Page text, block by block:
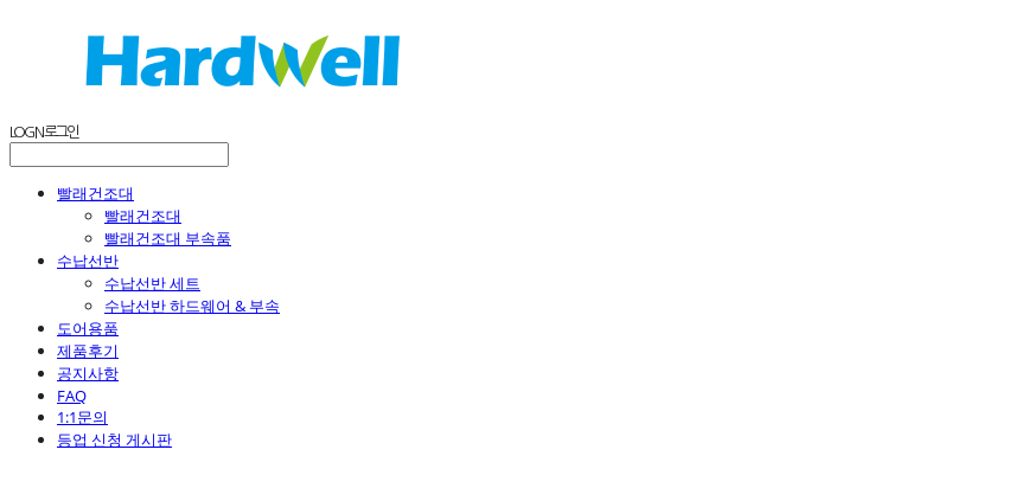
LOG IN로그인
빨래건조대
빨래건조대
빨래건조대 부속품
수납선반
수납선반 세트
수납선반 하드웨어 & 부속
도어용품
제품후기
공지사항
FAQ
1:1문의
등업 신청 게시판